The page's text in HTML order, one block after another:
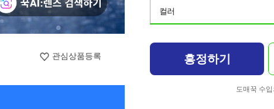
관심상품등록
컬러
흥정하기
도매꾹 수